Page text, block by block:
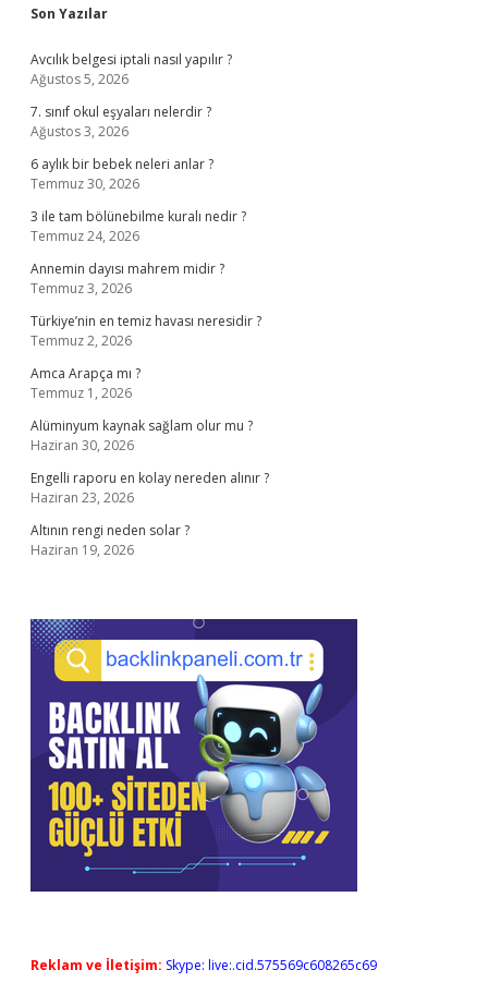
Sidebar
Son Yazılar
Avcılık belgesi iptali nasıl yapılır ?
Ağustos 5, 2026
7. sınıf okul eşyaları nelerdir ?
Ağustos 3, 2026
6 aylık bir bebek neleri anlar ?
Temmuz 30, 2026
3 ile tam bölünebilme kuralı nedir ?
Temmuz 24, 2026
Annemin dayısı mahrem midir ?
Temmuz 3, 2026
Türkiye’nin en temiz havası neresidir ?
Temmuz 2, 2026
Amca Arapça mı ?
Temmuz 1, 2026
Alüminyum kaynak sağlam olur mu ?
Haziran 30, 2026
Engelli raporu en kolay nereden alınır ?
Haziran 23, 2026
Altının rengi neden solar ?
Haziran 19, 2026
Reklam ve İletişim: Skype: live:.cid.575569c608265c69